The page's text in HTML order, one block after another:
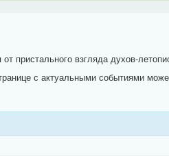
пристального взгляда духов-
с актуальными событиями